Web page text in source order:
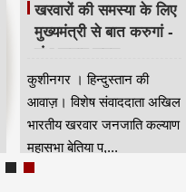
खरवारों की समस्या के लिए
मुख्यमंत्री से बात करुगां -
शंभू कुमार सुमन
कुशीनगर । हिन्दुस्तान की
आवाज़। विशेष संवाददाता अखिल
भारतीय खरवार जनजाति कल्याण
महासभा बेतिया प,...